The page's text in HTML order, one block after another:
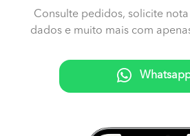
Consulte pedidos, solicite
dados e muito mais com